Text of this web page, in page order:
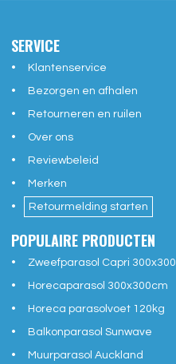
SERVICE
Klantenservice
Bezorgen en afhalen
Retourneren en ruilen
Over ons
Reviewbeleid
Merken
Retourmelding starten
POPULAIRE PRODUCTEN
Zweefparasol Capri 300x300
Horecaparasol 300x300cm
Horeca parasolvoet 120kg
Balkonparasol Sunwave
Muurparasol Auckland